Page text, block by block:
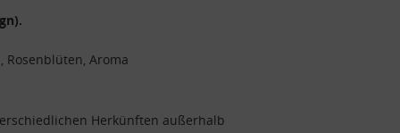
Rosenblüten, Aroma
Herkünften außerhalb